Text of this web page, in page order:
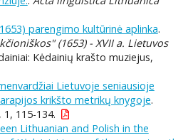
parengimo kultūrinė aplinka.
(1653) - XVII a. Lietuvos
Kėdainių krašto muziejus,
Lietuvoje seniausioje
krikšto metrikų knygoje.
115-134.
Lithuanian and Polish in the